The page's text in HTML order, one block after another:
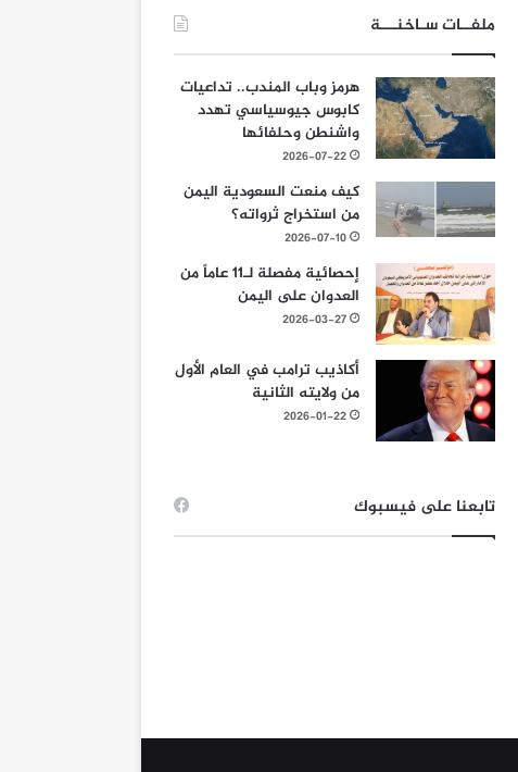
ملفــات سـاخنـــة
هرمز وباب المندب.. تداعيات
كابوس جيوسياسي تهدد
واشنطن وحلفائها
2026-07-22
كيف منعت السعودية اليمن
من استخراج ثرواته؟
2026-07-10
إحصائية مفصلة لـ11 عاماً من
العدوان على اليمن
2026-03-27
أكاذيب ترامب في العام الأول
من ولايته الثانية
2026-01-22
تابعنا على فيسبوك